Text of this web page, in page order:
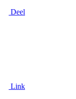
Deel
Link